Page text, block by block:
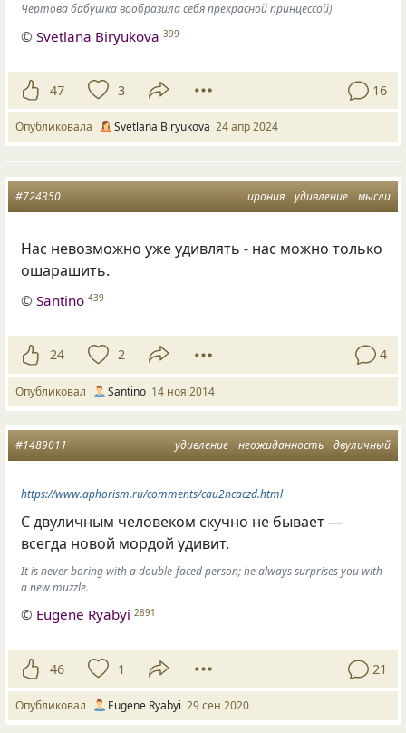
Чертова бабушка вообразила себя прекрасной принцессой)
©Svetlana Biryukova 399
47 3 16
Опубликовала Svetlana Biryukova 24 апр 2024
ирония удивление мысли
#724350
Нас невозможно уже удивлять - нас можно только
ошарашить.
©Santino 439
24 2 4
Опубликовал Santino 14 ноя 2014
удивление неожиданность двуличный
#1489011
https://www.aphorism.ru/comments/cau2hcaczd.html
C двуличным человеком скучно не бывает —
всегда новой мордой удивит.
It is never boring with a double-faced person; he always surprises you with
a new muzzle.
© Eugene Ryabyi 2891
46 1 21
Опубликовал Eugene Ryabyi 29 сен 2020